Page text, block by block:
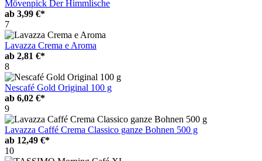
Mövenpick Der Himmlische
ab 3,99 €*
7
Lavazza Crema e Aroma
ab 2,81 €*
8
Nescafé Gold Original 100 g
ab 6,02 €*
9
Lavazza Caffé Crema Classico ganze Bohnen 500 g
ab 12,49 €*
10